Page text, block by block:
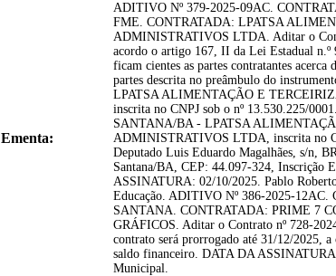
Ementa:
ADITIVO Nº 379-2025-09AC.
FME. CONTRATADA: LPATSA
ADMINISTRATIVOS LTDA. Aditar o
acordo o artigo 167, II da Lei Estadual n.º
ficam cientes as partes contratantes
partes descrita no preâmbulo do
LPATSA ALIMENTAÇÃO E
inscrita no CNPJ sob o nº 13.530.225/
SANTANA/BA - LPATSA
ADMINISTRATIVOS LTDA, inscrita no
Deputado Luis Eduardo Magalhães, s/n,
Santana/BA, CEP: 44.097-324, Inscrição
ASSINATURA: 02/10/2025. Pablo
Educação. ADITIVO Nº 386-2025-
SANTANA. CONTRATADA: PRIME 7
GRÁFICOS. Aditar o Contrato nº 728-
contrato será prorrogado até 31/12/2025,
saldo financeiro. DATA DA
Municipal.